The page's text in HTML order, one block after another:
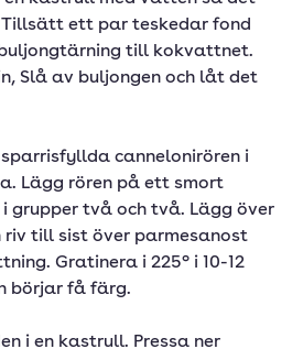
ett par teskedar fond
till kokvattnet.
Slå av buljongen och låt det
cannelonirören i
Lägg rören på ett smort
grupper två och två. Lägg över
riv till sist över parmesanost
Gratinera i 225° i 10-12
börjar få färg.
i en kastrull. Pressa ner